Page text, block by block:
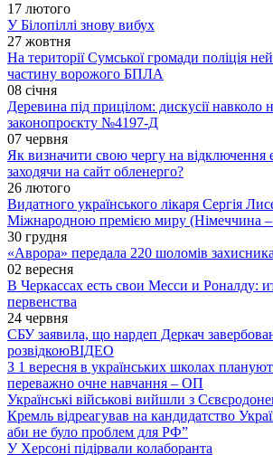
17 лютого
У Білопіллі знову вибух
27 жовтня
На території Сумської громади поліція
частину ворожого БПЛА
08 січня
Деревина під прицілом: дискусії навколо
законопроєкту №4197-Д
07 червня
Як визначити свою чергу на відключення
заходячи на сайт обленерго?
26 лютого
Видатного українського лікаря Сергія
Міжнародною премією миру
30 грудня
«Аврора» передала 220 шоломів
02 вересня
В Черкассах есть свои Месси и Роналду:
первенства
24 червня
СБУ заявила, що нардеп Деркач
розвідкоюВІДЕО
З 1 вересня в українських школах
переважно очне навчання – ОП
Українські військові вийшли з
Кремль відреагував на кандидатство
аби не було проблем для РФ”
У Херсоні підірвали колаборанта